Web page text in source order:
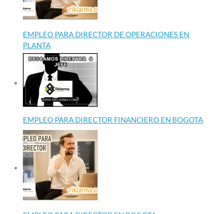
EMPLEO PARA DIRECTOR DE OPERACIONES EN
PLANTA
EMPLEO PARA DIRECTOR FINANCIERO EN BOGOTA